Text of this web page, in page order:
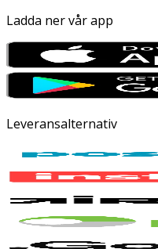
Ladda ner vår app
Leveransalternativ